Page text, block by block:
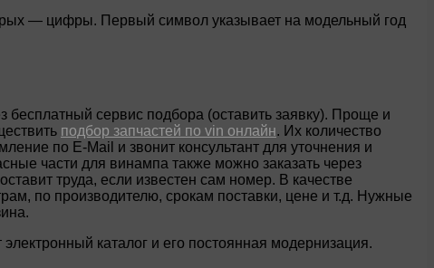
— цифры. Первый символ указывает на модельный год
бесплатный сервис подбора (оставить заявку). Проще и
подбор запчастей по vin онлайн. Их количество
по E-Mail и звонит консультант для уточнения и
части для винампа также можно заказать через
труда, если известен сам номер. В качестве
по производителю, срокам поставки, цене и т.д. Нужные
каталог и его постоянная модернизация.